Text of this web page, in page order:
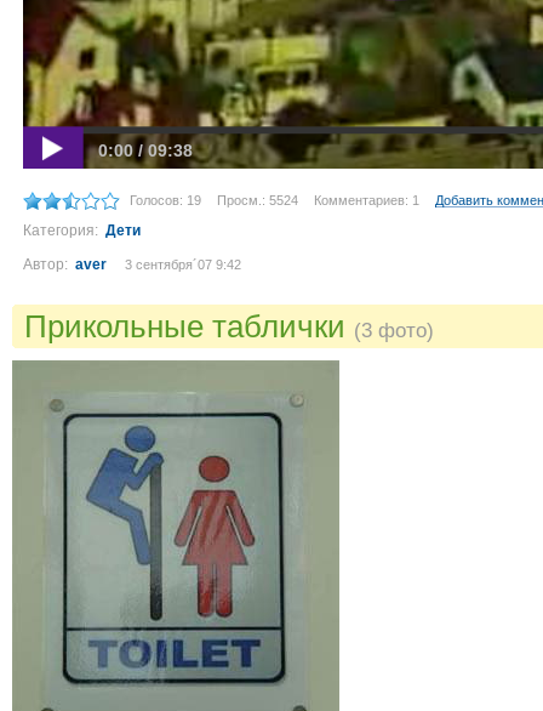
0:00 / 09:38
Голосов: 19 Просм.: 5524 Комментариев: 1 Добавить
Категория: Дети
Автор: aver 3 сентября´07 9:42
Прикольные таблички (3 фото)